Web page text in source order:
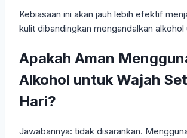
Kebiasaan ini akan jauh lebih efektif
kulit dibandingkan mengandalkan alkohol
Apakah Aman
Alkohol untuk Wajah
Hari?
Jawabannya: tidak disarankan.